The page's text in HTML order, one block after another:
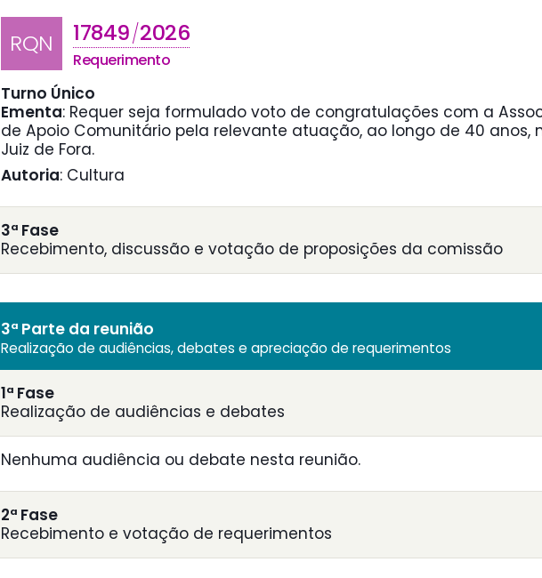
RQN 17849/2026
Requerimento
Turno Único
Ementa: Requer seja formulado voto de congratulações com a
de Apoio Comunitário pela relevante atuação, ao longo de 40 anos,
Juiz de Fora.
Autoria: Cultura
3ª Fase
Recebimento, discussão e votação de proposições da comissão
3ª Parte da reunião
Realização de audiências, debates e apreciação de requerimentos
1ª Fase
Realização de audiências e debates
Nenhuma audiência ou debate nesta reunião.
2ª Fase
Recebimento e votação de requerimentos